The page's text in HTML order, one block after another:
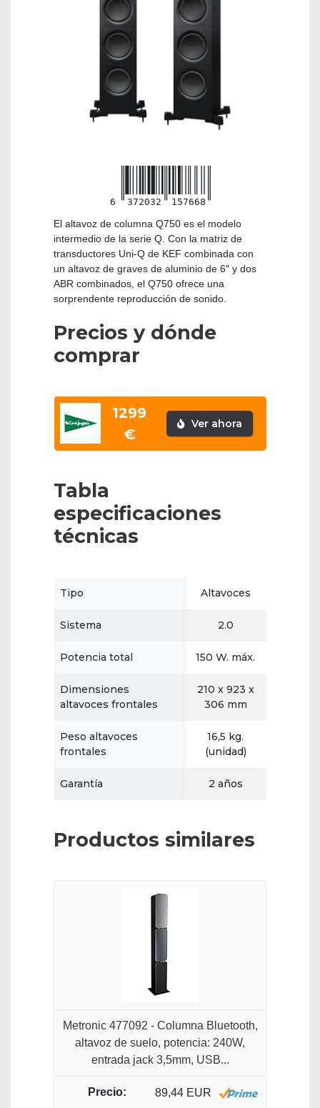
6 372032 157668
El altavoz de columna Q750 es el modelo
intermedio de la serie Q. Con la matriz de
transductores Uni-Q de KEF combinada con
un altavoz de graves de aluminio de 6″ y dos
ABR combinados, el Q750 ofrece una
sorprendente reproducción de sonido.
Precios y dónde
comprar
1299
€
Ver ahora
Tabla
especificaciones
técnicas
Tipo Altavoces
Sistema 2.0
Potencia total 150 W. máx.
Dimensiones
altavoces frontales
210 x 923 x
306 mm
Peso altavoces
frontales
16,5 kg.
(unidad)
Garantía 2 años
Productos similares
Metronic 477092 - Columna Bluetooth,
altavoz de suelo, potencia: 240W,
entrada jack 3,5mm, USB...
89,44 EUR